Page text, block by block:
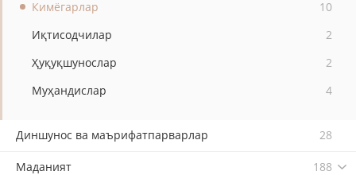
Кимёгарлар
10
Иқтисодчилар
2
Ҳуқуқшунослар
2
Муҳандислар
4
Диншунос ва маърифатпарварлар 28
Маданият 188